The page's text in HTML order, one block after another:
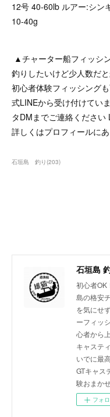
12号 40-60lb ルアー:シン
10-40g
▲チャーター船フィッシ
釣りしたいけど少人数だ
初心者体験フィッシング
式LINEから受け付けてい
タDMまでご連絡ください
詳しくはプロフィールに
石垣島 釣り(203)
初心者OK
島の格安
を気にせ
ーフィッ
心者から
キャステ
いでに最
GTキャス
験おまか
フォ